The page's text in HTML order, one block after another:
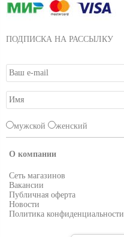
ПОДПИСКА НА РАССЫЛКУ
мужской женский
О компании
Сеть магазинов
Вакансии
Публичная оферта
Новости
Политика конфиденциальности